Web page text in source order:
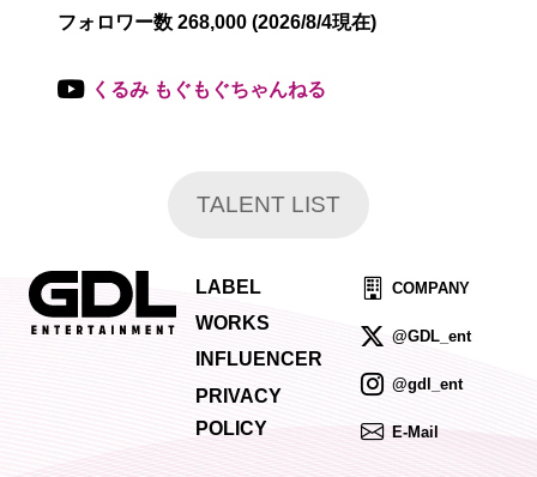
フォロワー数 268,000 (2026/8/4現在)
くるみ もぐもぐちゃんねる
TALENT LIST
LABEL
WORKS
INFLUENCER
PRIVACY
POLICY
COMPANY
@GDL_ent
@gdl_ent
E-Mail